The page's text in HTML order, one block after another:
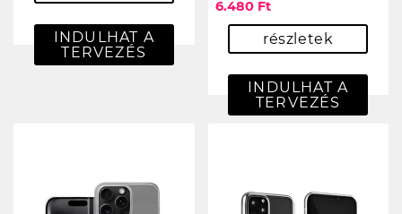
INDULHAT A
TERVEZÉS
6.480 Ft
részletek
INDULHAT A
TERVEZÉS